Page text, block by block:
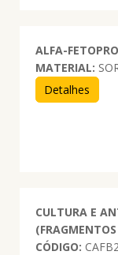
ALFA-
MATERIAL:
Detalhes
CULTURA E
CÓDIGO: CAFB2